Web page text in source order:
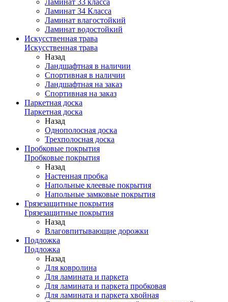
Ламинат 33 класса
Ламинат 34 Класса
Ламинат влагостойкий
Ламинат водостойкий
Искусственная трава
Искусственная трава
Назад
Ландшафтная в наличии
Спортивная в наличии
Ландшафтная на заказ
Спортивная на заказ
Паркетная доска
Паркетная доска
Назад
Однополосная доска
Трехполосная доска
Пробковые покрытия
Пробковые покрытия
Назад
Настенная пробка
Напольные клеевые покрытия
Напольные замковые покрытия
Грязезащитные покрытия
Грязезащитные покрытия
Назад
Влаговпитывающие дорожки
Подложка
Подложка
Назад
Для ковролина
Для ламината и паркета
Для ламината и паркета пробковая
Для ламината и паркета хвойная